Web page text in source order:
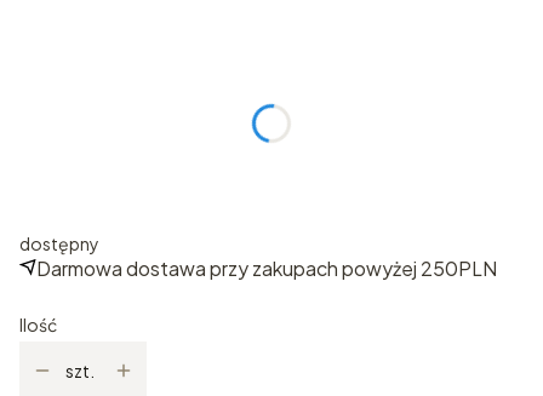
dostępny
Darmowa dostawa przy zakupach powyżej 250PLN
Ilość
szt.